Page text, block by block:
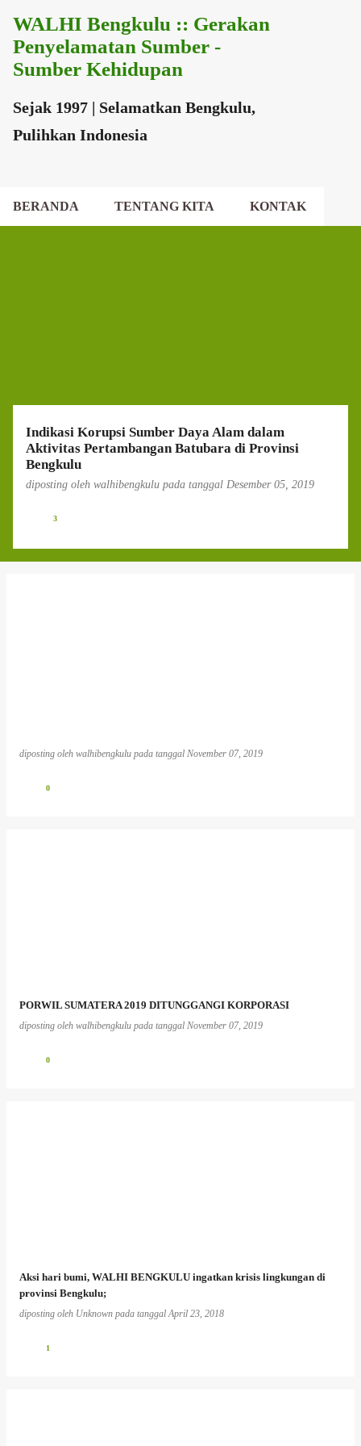
Langsung ke konten utama
WALHI Bengkulu :: Gerakan
Penyelamatan Sumber -
Sumber Kehidupan
Sejak 1997 | Selamatkan Bengkulu,
Pulihkan Indonesia
BERANDA TENTANG KITA KONTAK
Indikasi Korupsi Sumber Daya Alam dalam
Aktivitas Pertambangan Batubara di Provinsi
Bengkulu
diposting oleh walhibengkulu pada tanggal Desember 05, 2019
3
diposting oleh walhibengkulu pada tanggal November 07, 2019
0
PORWIL SUMATERA 2019 DITUNGGANGI KORPORASI
diposting oleh walhibengkulu pada tanggal November 07, 2019
0
Aksi hari bumi, WALHI BENGKULU ingatkan krisis lingkungan di
provinsi Bengkulu;
diposting oleh Unknown pada tanggalApril 23, 2018
1